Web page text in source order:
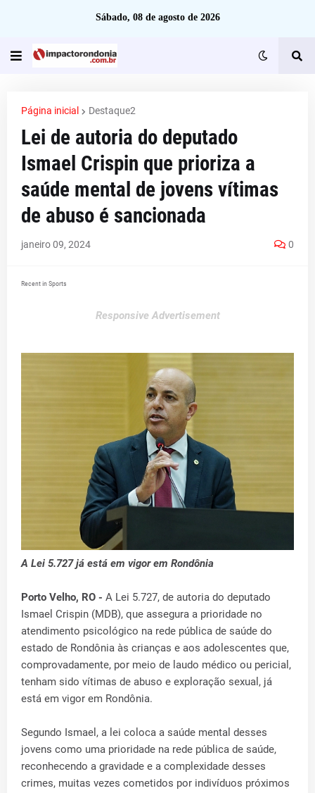
Sábado, 08 de agosto de 2026
Página inicial Destaque2
Lei de autoria do deputado
Ismael Crispin que prioriza a
saúde mental de jovens vítimas
de abuso é sancionada
janeiro 09, 2024 0
Recent in Sports
Responsive Advertisement
A Lei 5.727 já está em vigor em Rondônia
Porto Velho, RO - A Lei 5.727, de autoria do deputado
Ismael Crispin (MDB), que assegura a prioridade no
atendimento psicológico na rede pública de saúde do
estado de Rondônia às crianças e aos adolescentes que,
comprovadamente, por meio de laudo médico ou pericial,
tenham sido vítimas de abuso e exploração sexual, já
está em vigor em Rondônia.
Segundo Ismael, a lei coloca a saúde mental desses
jovens como uma prioridade na rede pública de saúde,
reconhecendo a gravidade e a complexidade desses
crimes, muitas vezes cometidos por indivíduos próximos